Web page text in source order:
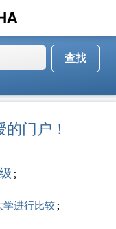
门户！
;
学进行比较;